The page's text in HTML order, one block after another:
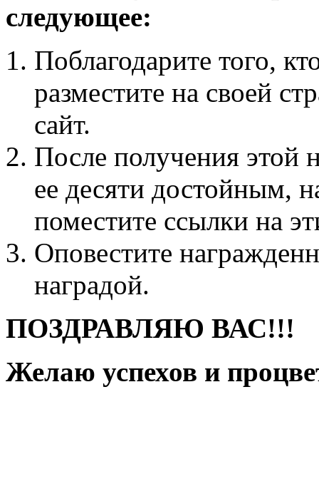
следующее:
Поблагодарите того,
разместите на своей
сайт.
После получения этой
ее десяти достойным,
поместите ссылки на
Оповестите
наградой.
ПОЗДРАВЛЯЮ ВАС!!!
Желаю успехов и